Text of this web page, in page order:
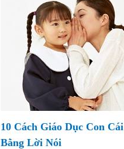
10 Cách Giáo Dục Con Cái
Bằng Lời Nói